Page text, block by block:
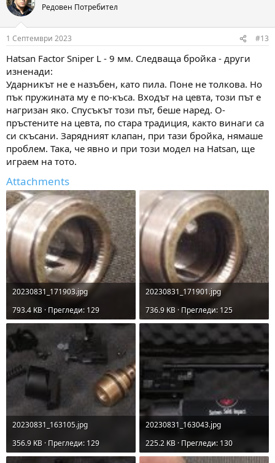
t
i
s
Редовен Потребител
1 Септември 2023 #13
Hatsan Factor Sniper L - 9 мм. Следваща бройка - други
изненади:
Ударникът не е назъбен, като пила. Поне не толкова. Но
пък пружината му е по-къса. Входът на цевта, този път е
нагризан яко. Спусъкът този път, беше наред. О-
пръстените на цевта, по стара традиция, както винаги са
си скъсани. Зарядният клапан, при тази бройка, нямаше
проблем. Така, че явно и при този модел на Hatsan, ще
играем на тото.
Attachments
20230831_171903.jpg
793.4 KB · Прегледи: 129
20230831_171901.jpg
736.9 KB · Прегледи: 125
20230831_163105.jpg
356.9 KB · Прегледи: 129
20230831_163043.jpg
225.2 KB · Прегледи: 130